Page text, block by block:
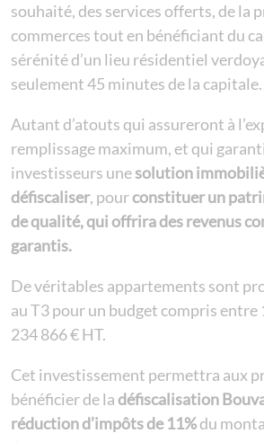
souhaité, des services offerts, de la
commerces tout en bénéficiant du
sérénité d’un lieu résidentiel
seulement 45 minutes de la capitale.
Autant d’atouts qui assureront à
remplissage maximum, et qui
investisseurs unesolution
défiscaliser, pourconstituer un
de qualité, qui offrira des revenus
garantis.
De véritables appartements sont
au T3 pour un budget compris entre
234 866 € HT.
Cet investissement permettra aux
bénéficier de ladéfiscalisation
réduction d’impôts de 11%du